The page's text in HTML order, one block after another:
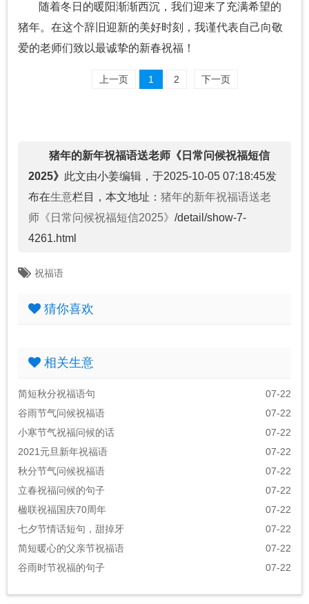
随着冬日的暖阳渐渐西沉，我们迎来了充满希望的
猪年。在这个辞旧迎新的美好时刻，我谨代表自己向敬
爱的老师们致以最诚挚的新春祝福！
上一页 1 2 下一页
猪年的新年祝福语送老师《日常问候祝福短信
2025》 此文由小姜编辑，于2025-10-05 07:18:45发
布在生意栏目，本文地址： 猪年的新年祝福语送老
师《日常问候祝福短信2025》 /detail/show-7-
4261.html
祝福语
猜你喜欢
相关生意
简短秋分祝福语句
07-22
谷雨节气问候祝福语
07-22
小寒节气祝福问候的话
07-22
2021元旦新年祝福语
07-22
秋分节气问候祝福语
07-22
立春祝福问候的句子
07-22
楹联祝福国庆70周年
07-22
七夕节情话短句，甜掉牙
07-22
简短暖心的父亲节祝福语
07-22
谷雨时节祝福的句子
07-22